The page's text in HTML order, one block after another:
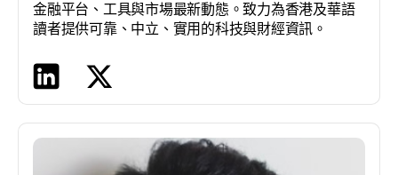
金融平台、工具與市場最新動態。致力為香港及華語
讀者提供可靠、中立、實用的科技與財經資訊。